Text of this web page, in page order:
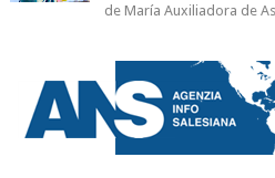
de María Auxiliadora de